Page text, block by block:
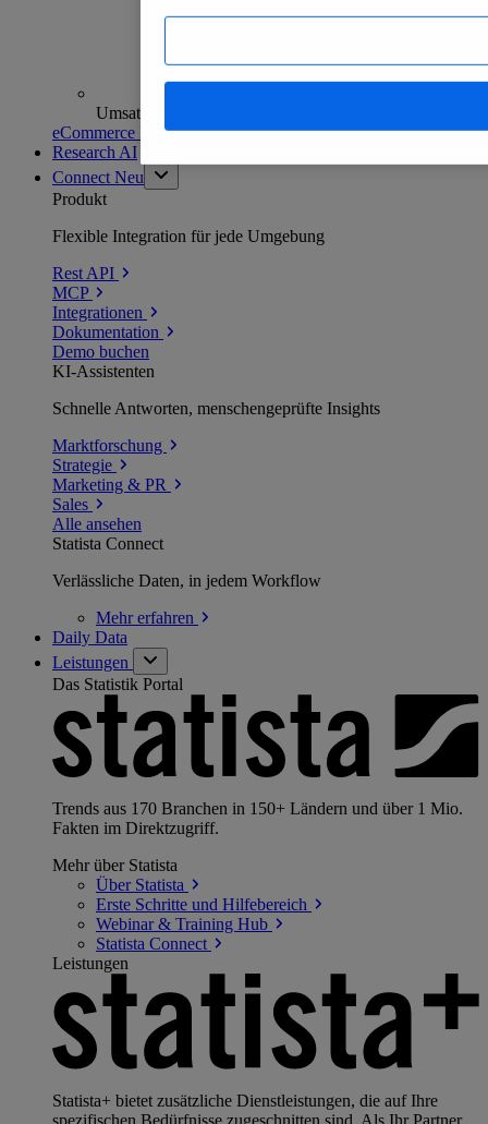
Umsatzanalysen und -prognosen
eCommerce Insights entdecken
Research AI
Connect Neu
Produkt
Flexible Integration für jede Umgebung
Rest API
MCP
Integrationen
Dokumentation
Demo buchen
KI-Assistenten
Schnelle Antworten, menschengeprüfte Insights
Marktforschung
Strategie
Marketing & PR
Sales
Alle ansehen
Statista Connect
Verlässliche Daten, in jedem Workflow
Mehrerfahren
Daily Data
Leistungen
Das Statistik Portal
Trends aus 170 Branchen in 150+ Ländern und über 1 Mio.
Fakten im Direktzugriff.
Mehr über Statista
Über Statista
Erste Schritte und Hilfebereich
Webinar & Training Hub
Statista Connect
Leistungen
Statista+ bietet zusätzliche Dienstleistungen, die auf Ihre
spezifischen Bedürfnisse zugeschnitten sind. Als Ihr Partner